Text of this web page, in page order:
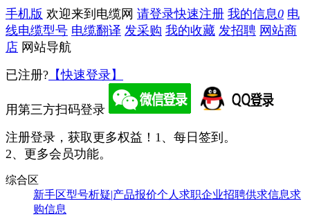
手机版 欢迎来到电缆网 请登录快速注册 我的信息0 电
线电缆型号 电缆翻译 发采购 我的收藏 发招聘 网站商
店 网站导航
已注册? 【快速登录】
用第三方扫码登录
注册登录，获取更多权益！ 1、每日签到。
2、更多会员功能。
综合区
新手区型号析疑|产品报价个人求职企业招聘供求信息求
购信息